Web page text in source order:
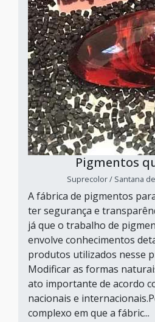
Pigmentos
Suprecolor / Santana
A fábrica de pigmentos
ter segurança e
já que o trabalho de
envolve conhecimentos
produtos utilizados nesse
Modificar as formas
ato importante de acordo
nacionais e
complexo em que a fábric...